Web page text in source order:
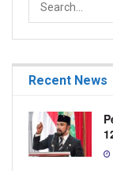
Recent News